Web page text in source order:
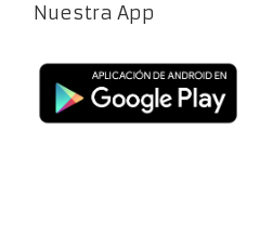
Nuestra App